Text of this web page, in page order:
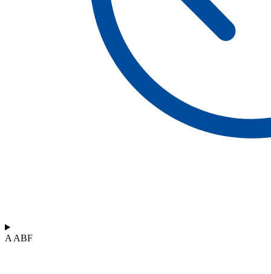
A ABF